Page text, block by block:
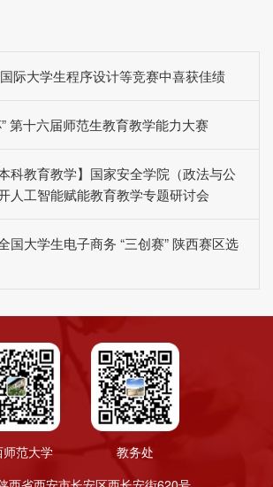
际大学生程序设计等竞赛中喜获佳绩
第十六届师范生教育教学能力大赛
科教育教学】国家安全学院（政法与公
人工智能赋能教育教学专题研讨会
国大学生电子商务 “三创赛” 陕西赛区选
师范大学
教务处